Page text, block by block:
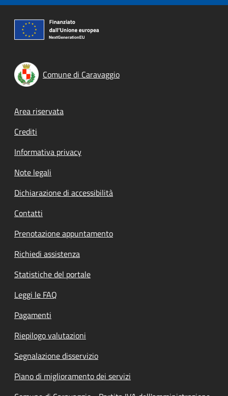
Comune di Caravaggio
Footer menu
Area riservata
Crediti
Informativa privacy
Note legali
Dichiarazione di accessibilità
Contatti
Prenotazione appuntamento
Richiedi assistenza
Statistiche del portale
Leggi le FAQ
Pagamenti
Riepilogo valutazioni
Segnalazione disservizio
Piano di miglioramento dei servizi